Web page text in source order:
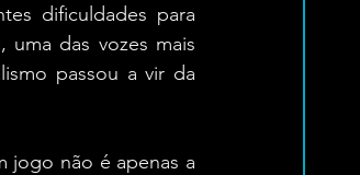
dificuldades para
uma das vozes mais
passou a vir da
jogo não é apenas a